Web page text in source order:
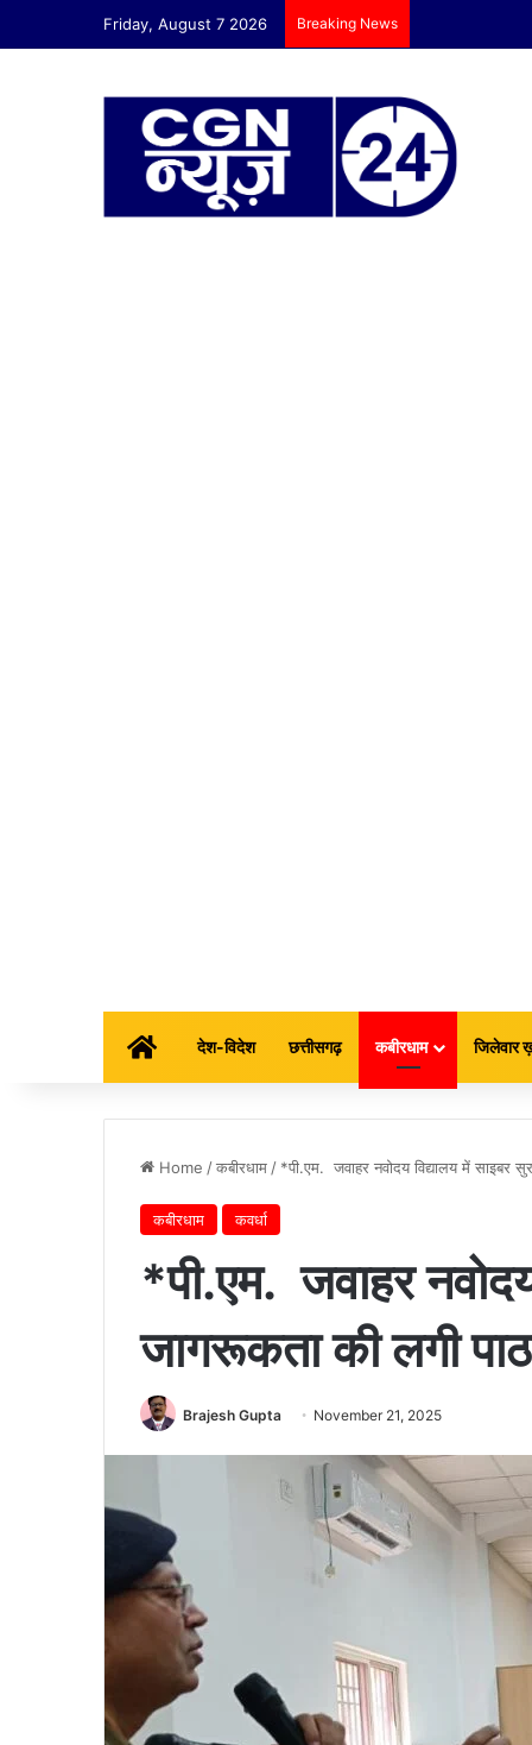
Friday, August 7 2026 Breaking News
होम देश-विदेश छत्तीसगढ़ कबीरधाम जिलेवार
Home /कबीरधाम / *पी.एम. जवाहर नवोदय विद्यालय में साइबर
कबीरधाम कवर्धा
*पी.एम. जवाहर नवोदय
जागरूकता की लगी
Brajesh Gupta November 21, 2025